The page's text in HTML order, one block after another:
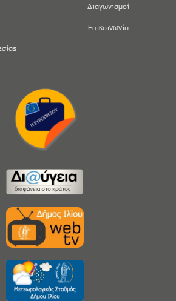
Διαγωνισμοί
Επικοινωνία